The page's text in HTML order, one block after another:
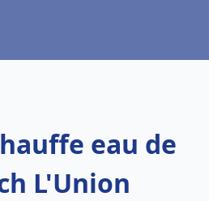
eau de
L'Union